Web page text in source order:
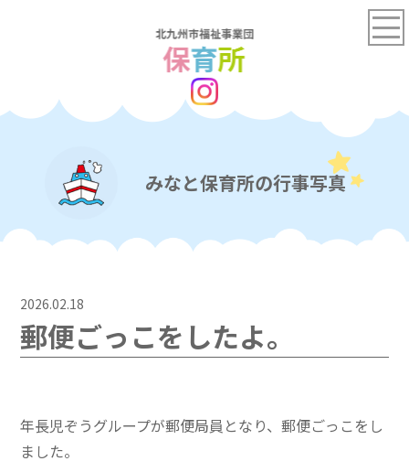
みなと保育所の行事写真
2026.02.18
郵便ごっこをしたよ。
年長児ぞうグループが郵便局員となり、郵便ごっこをし
ました。